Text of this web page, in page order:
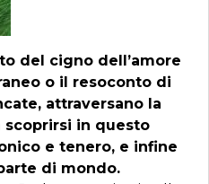
del cigno dell’amore
o il resoconto di
attraversano la
in questo
e tenero, e infine
di mondo.